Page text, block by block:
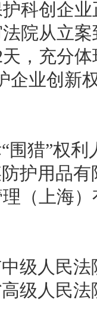
科创企
院从立
，充分
企业创新
猎”权利
用品有限
（上海
人民法
人民法